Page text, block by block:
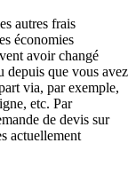
autres frais
économies
avoir changé
depuis que vous avez
via, par exemple,
etc. Par
de devis sur
actuellement